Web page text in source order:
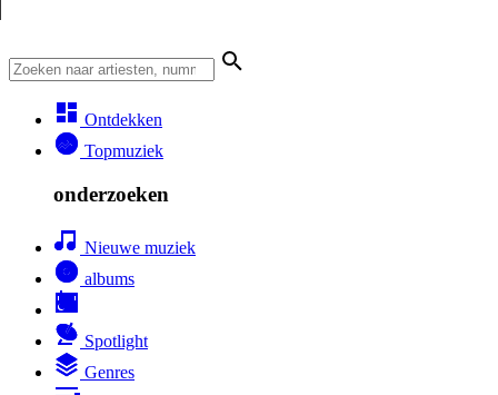
Ontdekken
Topmuziek
onderzoeken
Nieuwe muziek
albums
Spotlight
Genres